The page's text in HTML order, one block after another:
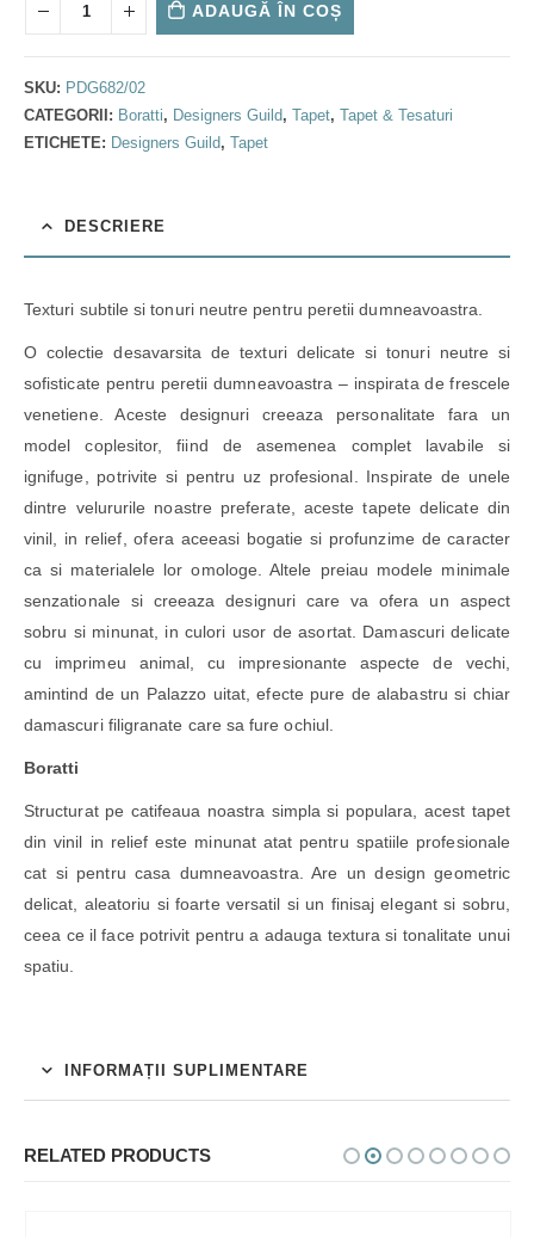
ADAUGĂ ÎN COȘ
SKU: PDG682/02
CATEGORII: Boratti, Designers Guild, Tapet, Tapet & Tesaturi
ETICHETE: Designers Guild, Tapet
DESCRIERE
Texturi subtile si tonuri neutre pentru peretii dumneavoastra.
O colectie desavarsita de texturi delicate si tonuri neutre si
sofisticate pentru peretii dumneavoastra – inspirata de frescele
venetiene. Aceste designuri creeaza personalitate fara un
model coplesitor, fiind de asemenea complet lavabile si
ignifuge, potrivite si pentru uz profesional. Inspirate de unele
dintre velururile noastre preferate, aceste tapete delicate din
vinil, in relief, ofera aceeasi bogatie si profunzime de caracter
ca si materialele lor omologe. Altele preiau modele minimale
senzationale si creeaza designuri care va ofera un aspect
sobru si minunat, in culori usor de asortat. Damascuri delicate
cu imprimeu animal, cu impresionante aspecte de vechi,
amintind de un Palazzo uitat, efecte pure de alabastru si chiar
damascuri filigranate care sa fure ochiul.
Boratti
Structurat pe catifeaua noastra simpla si populara, acest tapet
din vinil in relief este minunat atat pentru spatiile profesionale
cat si pentru casa dumneavoastra. Are un design geometric
delicat, aleatoriu si foarte versatil si un finisaj elegant si sobru,
ceea ce il face potrivit pentru a adauga textura si tonalitate unui
spatiu.
INFORMAȚII SUPLIMENTARE
RELATED PRODUCTS